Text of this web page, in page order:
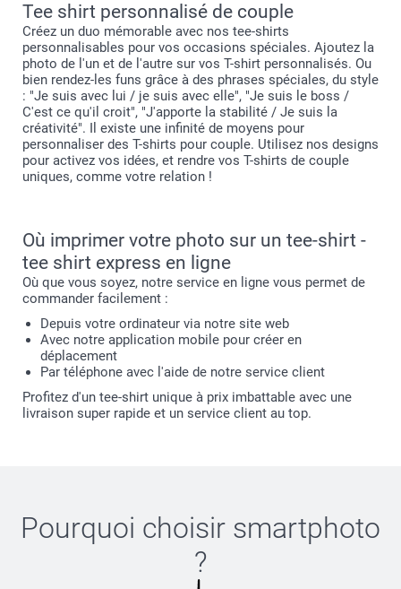
Tee shirt personnalisé de couple
Créez un duo mémorable avec nos tee-shirts
personnalisables pour vos occasions spéciales. Ajoutez la
photo de l'un et de l'autre sur vos T-shirt personnalisés. Ou
bien rendez-les funs grâce à des phrases spéciales, du style
: "Je suis avec lui / je suis avec elle", "Je suis le boss /
C'est ce qu'il croit", "J'apporte la stabilité / Je suis la
créativité". Il existe une infinité de moyens pour
personnaliser des T-shirts pour couple. Utilisez nos designs
pour activez vos idées, et rendre vos T-shirts de couple
uniques, comme votre relation !
Où imprimer votre photo sur un tee-shirt -
tee shirt express en ligne
Où que vous soyez, notre service en ligne vous permet de
commander facilement :
Depuis votre ordinateur via notre site web
Avec notre application mobile pour créer en
déplacement
Par téléphone avec l'aide de notre service client
Profitez d'un tee-shirt unique à prix imbattable avec une
livraison super rapide et un service client au top.
Pourquoi choisir smartphoto
?